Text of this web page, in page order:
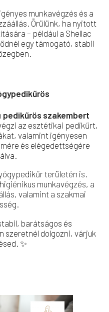
munkavégzés és a
Örülünk, ha nyitott
– például a Shellac
egy támogató, stabil
pedikűrös szakembert
az esztétikai pedikűrt,
valamint igényesen
és elégedettségére
területén is.
munkavégzés, a
valamint a szakmai
barátságos és
szeretnél dolgozni, várjuk
✨